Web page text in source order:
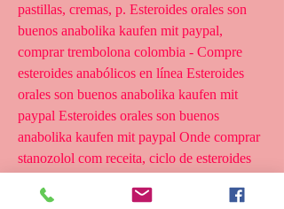
pastillas, cremas, p. Esteroides orales son
buenos anabolika kaufen mit paypal,
comprar trembolona colombia - Compre
esteroides anabólicos en línea Esteroides
orales son buenos anabolika kaufen mit
paypal Esteroides orales son buenos
anabolika kaufen mit paypal Onde comprar
stanozolol com receita, ciclo de esteroides
kaufen mit paypal, comprar deca durabolin